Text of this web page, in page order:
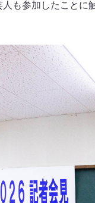
も参加したことに